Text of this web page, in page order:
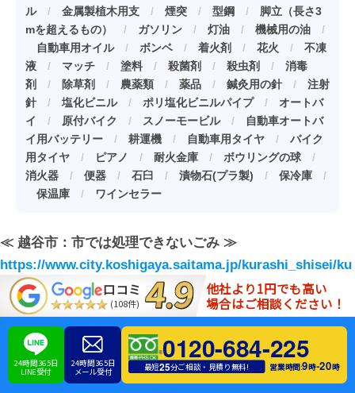
ル/ 金属製植木用支 / 煙突 / 型鋼 / 脚立（長さ3
mを超えるもの）
/ ガソリン / 灯油 / 機械用の油 /
自動車用オイル/ ボンベ / 着火剤 / 花火 / 不凍
液 / マッチ / 塗料 / 殺菌剤 / 殺虫剤 / 消毒
剤
/ 除草剤 / 農薬類 / 薬品 / 鍼灸用の針 / 注射
針 / 塩化ビニル/ ポリ塩化ビニルパイプ/ オートバ
イ
/ 原付バイク / スノーモービル/
自動車オートバ
イ用バッテリー / 耕運機 / 自動車用タイヤ / バイク
用タイヤ / ピアノ / 耐火金庫 / ボウリングの球 /
消火器 / 便器 / 石臼 / 漬物石(プラ製) / 保冷庫 /
保温庫 / ワインセラー
≪ 越谷市：市では処理できないごみ ≫
https://www.city.koshigaya.saitama.jp/kurashi_shisei/ku
rashi/gomi_recycle/gomicalendar/files/R06-01.pdf
このほかにも、家電リサイクル法の対象4品目（家庭用冷
蔵庫、家庭用洗濯機、家庭用エアコン、家庭用テレビ）に
ついても粗大ゴミの対象外となってしまうため、不用品回
口コミ
(108件)
他社より1円でも高い
場合はご相談ください！
24時間365日
LINE受付
24時間365日
メール受付
0120-684-225
最短25分ご相談・見積り無料! 営業時間:9時-20時